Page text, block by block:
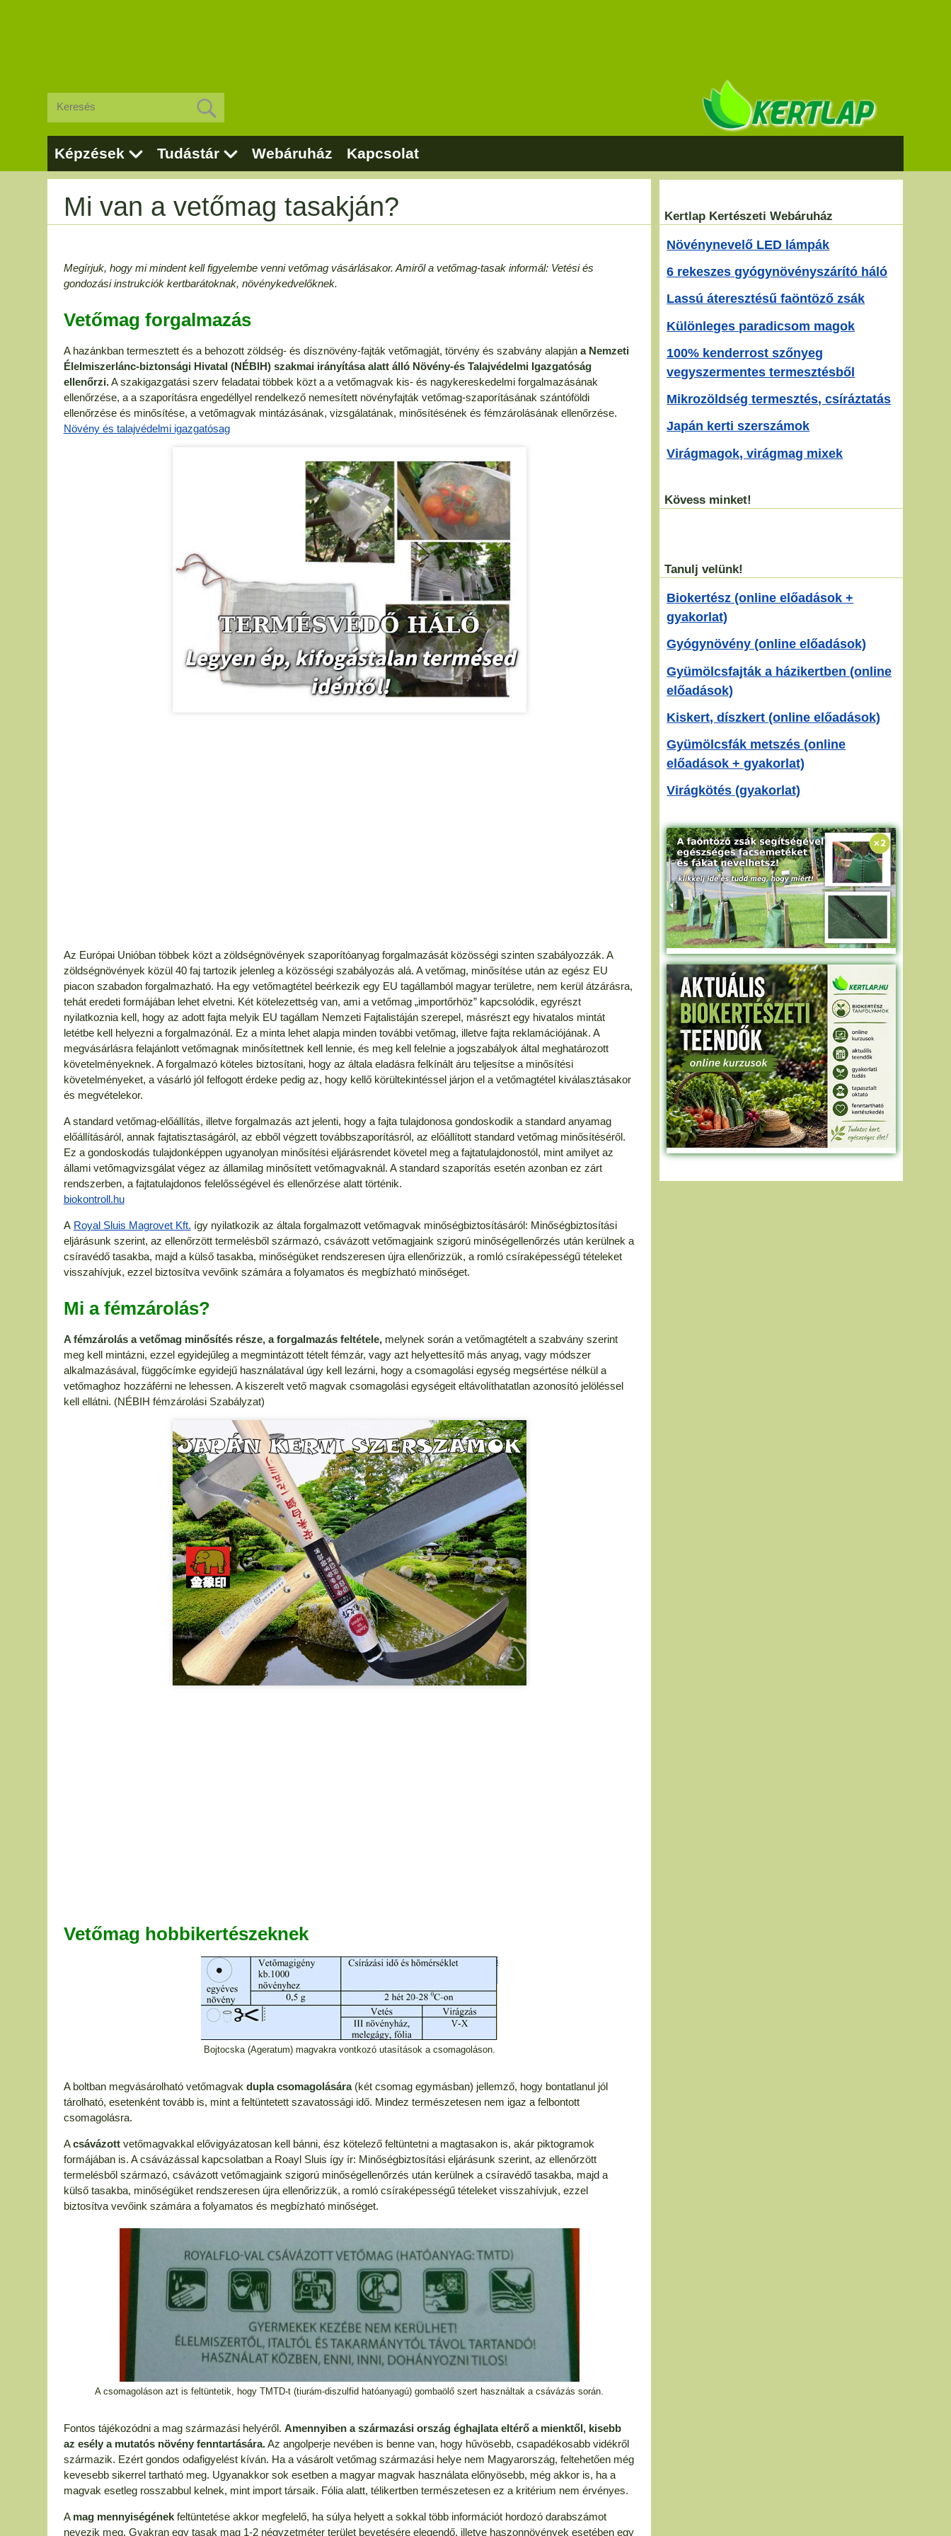
Képzések Tudástár Webáruház Kapcsolat
Mi van a vetőmag tasakján?
Megírjuk, hogy mi mindent kell figyelembe venni vetőmag vásárlásakor. Amiről a vetőmag-tasak informál: Vetési és
gondozási instrukciók kertbarátoknak, növénykedvelőknek.
Vetőmag forgalmazás
A hazánkban termesztett és a behozott zöldség- és dísznövény-fajták vetőmagját, törvény és szabvány alapján a Nemzeti
Élelmiszerlánc-biztonsági Hivatal (NÉBIH) szakmai irányítása alatt álló Növény-és Talajvédelmi Igazgatóság
ellenőrzi.A szakigazgatási szerv feladatai többek közt a a vetőmagvak kis- és nagykereskedelmi forgalmazásának
ellenőrzése, a a szaporításra engedéllyel rendelkező nemesített növényfajták vetőmag-szaporításának szántóföldi
ellenőrzése és minősítése, a vetőmagvak mintázásának, vizsgálatának, minősítésének és fémzárolásának ellenőrzése.
Növény és talajvédelmi igazgatósag
Az Európai Unióban többek közt a zöldségnövények szaporítóanyag forgalmazását közösségi szinten szabályozzák. A
zöldségnövények közül 40 faj tartozik jelenleg a közösségi szabályozás alá. A vetőmag, minősítése után az egész EU
piacon szabadon forgalmazható. Ha egy vetőmagtétel beérkezik egy EU tagállamból magyar területre, nem kerül átzárásra,
tehát eredeti formájában lehet elvetni. Két kötelezettség van, ami a vetőmag „importőrhöz” kapcsolódik, egyrészt
nyilatkoznia kell, hogy az adott fajta melyik EU tagállam Nemzeti Fajtalistáján szerepel, másrészt egy hivatalos mintát
letétbe kell helyezni a forgalmazónál. Ez a minta lehet alapja minden további vetőmag, illetve fajta reklamációjának. A
megvásárlásra felajánlott vetőmagnak minősítettnek kell lennie, és meg kell felelnie a jogszabályok által meghatározott
követelményeknek. A forgalmazó köteles biztosítani, hogy az általa eladásra felkínált áru teljesítse a minősítési
követelményeket, a vásárló jól felfogott érdeke pedig az, hogy kellő körültekintéssel járjon el a vetőmagtétel kiválasztásakor
és megvételekor.
A standard vetőmag-előállítás, illetve forgalmazás azt jelenti, hogy a fajta tulajdonosa gondoskodik a standard anyamag
előállításáról, annak fajtatisztaságáról, az ebből végzett továbbszaporításról, az előállított standard vetőmag minősítéséről.
Ez a gondoskodás tulajdonképpen ugyanolyan minősítési eljárásrendet követel meg a fajtatulajdonostól, mint amilyet az
állami vetőmagvizsgálat végez az államilag minősített vetőmagvaknál. A standard szaporítás esetén azonban ez zárt
rendszerben, a fajtatulajdonos felelősségével és ellenőrzése alatt történik.
biokontroll.hu
A Royal Sluis Magrovet Kft. így nyilatkozik az általa forgalmazott vetőmagvak minőségbiztosításáról: Minőségbiztosítási
eljárásunk szerint, az ellenőrzött termelésből származó, csávázott vetőmagjaink szigorú minőségellenőrzés után kerülnek a
csíravédő tasakba, majd a külső tasakba, minőségüket rendszeresen újra ellenőrizzük, a romló csíraképességű tételeket
visszahívjuk, ezzel biztosítva vevőink számára a folyamatos és megbízható minőséget.
Mi a fémzárolás?
A fémzárolás a vetőmag minősítés része, a forgalmazás feltétele,melynek során a vetőmagtételt a szabvány szerint
meg kell mintázni, ezzel egyidejűleg a megmintázott tételt fémzár, vagy azt helyettesítő más anyag, vagy módszer
alkalmazásával, függőcímke egyidejű használatával úgy kell lezárni, hogy a csomagolási egység megsértése nélkül a
vetőmaghoz hozzáférni ne lehessen. A kiszerelt vető magvak csomagolási egységeit eltávolíthatatlan azonosító jelöléssel
kell ellátni. (NÉBIH fémzárolási Szabályzat)
Vetőmag hobbikertészeknek
Bojtocska (Ageratum) magvakra vontkozó utasítások a csomagoláson.
A boltban megvásárolható vetőmagvak dupla csomagolására(két csomag egymásban) jellemző, hogy bontatlanul jól
tárolható, esetenként tovább is, mint a feltüntetett szavatossági idő. Mindez természetesen nem igaz a felbontott
csomagolásra.
Acsávázottvetőmagvakkal elővigyázatosan kell bánni, ész kötelező feltüntetni a magtasakon is, akár piktogramok
formájában is. A csávázással kapcsolatban a Roayl Sluis így ír: Minőségbiztosítási eljárásunk szerint, az ellenőrzött
termelésből származó, csávázott vetőmagjaink szigorú minőségellenőrzés után kerülnek a csíravédő tasakba, majd a
külső tasakba, minőségüket rendszeresen újra ellenőrizzük, a romló csíraképességű tételeket visszahívjuk, ezzel
biztosítva vevőink számára a folyamatos és megbízható minőséget.
A csomagoláson azt is feltüntetik, hogy TMTD-t (tiurám-diszulfid hatóanyagú) gombaölő szert használtak a csávázás során.
Fontos tájékozódni a mag származási helyéről. Amennyiben a származási ország éghajlata eltérő a mienktől, kisebb
az esély a mutatós növény fenntartására.Az angolperje nevében is benne van, hogy hűvösebb, csapadékosabb vidékről
származik. Ezért gondos odafigyelést kíván. Ha a vásárolt vetőmag származási helye nem Magyarország, feltehetően még
kevesebb sikerrel tartható meg. Ugyanakkor sok esetben a magyar magvak használata előnyösebb, még akkor is, ha a
magvak esetleg rosszabbul kelnek, mint import társaik. Fólia alatt, télikertben természetesen ez a kritérium nem érvényes.
A mag mennyiségénekfeltüntetése akkor megfelelő, ha súlya helyett a sokkal több információt hordozó darabszámot
nevezik meg. Gyakran egy tasak mag 1-2 négyzetméter terület bevetésére elegendő, illetve haszonnövények esetében egy
Kertlap Kertészeti Webáruház
Növénynevelő LED lámpák
6 rekeszes gyógynövényszárító háló
Lassú áteresztésű faöntöző zsák
Különleges paradicsom magok
100% kenderrost szőnyeg
vegyszermentes termesztésből
Mikrozöldség termesztés, csíráztatás
Japán kerti szerszámok
Virágmagok, virágmag mixek
Kövess minket!
Tanulj velünk!
Biokertész (online előadások +
gyakorlat)
Gyógynövény (online előadások)
Gyümölcsfajták a házikertben (online
előadások)
Kiskert, díszkert (online előadások)
Gyümölcsfák metszés (online
előadások + gyakorlat)
Virágkötés (gyakorlat)